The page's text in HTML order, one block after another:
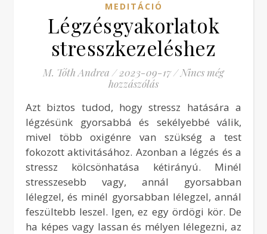
MEDITÁCIÓ
Légzésgyakorlatok
stresszkezeléshez
M. Tóth Andrea / 2023-09-17/ Nincs még
hozzászólás
Azt biztos tudod, hogy stressz hatására a
légzésünk gyorsabbá és sekélyebbé válik,
mivel több oxigénre van szükség a test
fokozott aktivitásához. Azonban a légzés és a
stressz kölcsönhatása kétirányú. Minél
stresszesebb vagy, annál gyorsabban
lélegzel, és minél gyorsabban lélegzel, annál
feszültebb leszel. Igen, ez egy ördögi kör. De
ha képes vagy lassan és mélyen lélegezni, az